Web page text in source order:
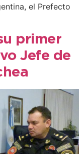
el Prefecto
primer
Jefe de